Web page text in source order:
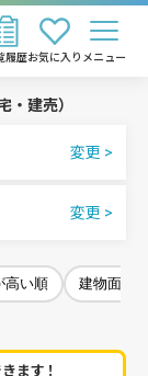
お気に入り
履歴 メニュー
・建売）
高い順 建物面積
ます！